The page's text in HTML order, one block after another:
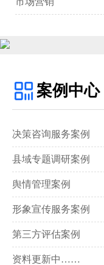
案例中心
决策咨询服务案例
县域专题调研案例
舆情管理案例
形象宣传服务案例
第三方评估案例
资料更新中……